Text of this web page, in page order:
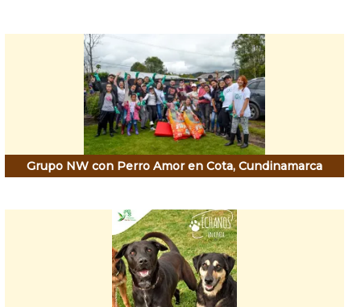
Grupo NW con Perro Amor en Cota, Cundinamarca